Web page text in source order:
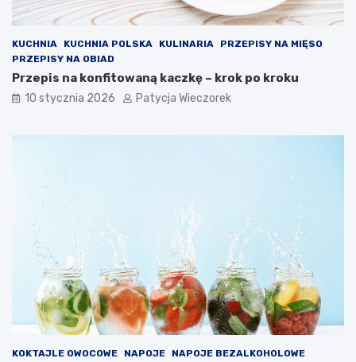
KUCHNIA KUCHNIA POLSKA KULINARIA
PRZEPISY NA MIĘSO
PRZEPISY NA OBIAD
Przepis na konfitowaną kaczkę – krok po kroku
10 stycznia 2026 Patycja Wieczorek
KOKTAJLE OWOCOWE NAPOJE
NAPOJE BEZALKOHOLOWE